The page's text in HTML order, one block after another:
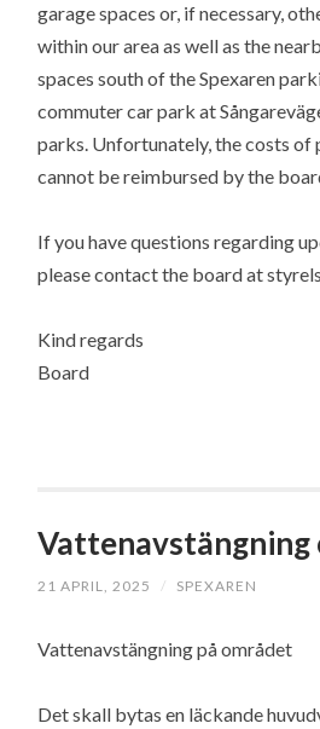
garage spaces or, if necessary,
within our area as well as the
spaces south of the Spexaren
commuter car park at
parks. Unfortunately, the costs of
cannot be reimbursed by the
If you have questions regarding
please contact the board at
Kind regards
Board
Vattenavstängning
21 APRIL, 2025 / SPEXAREN
Vattenavstängning på området
Det skall bytas en läckande